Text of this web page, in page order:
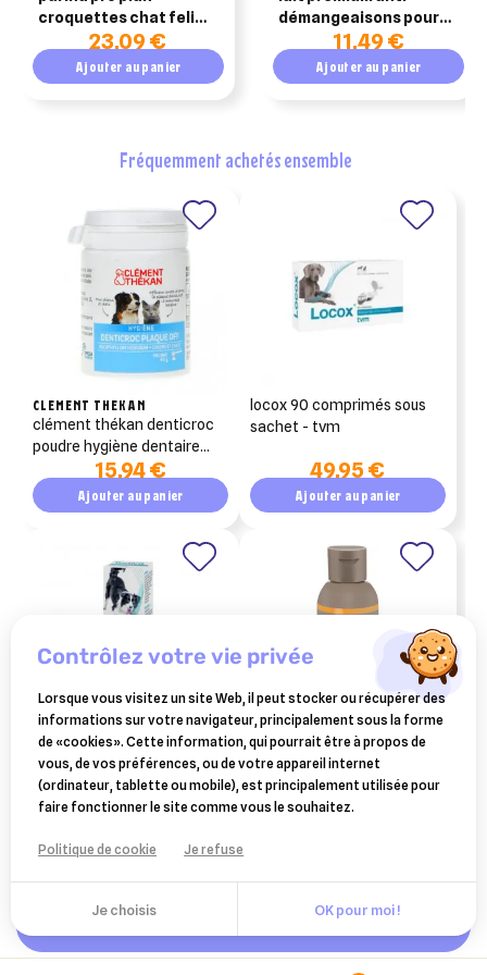
croquettes chat feline
ha st/ox hepatic 1.5kg
23,09 €
Ajouter au panier
démangeaisons pour
chien et chat 125 ml
11,49 €
Ajouter au panier
fréquemment achetés ensemble
CLEMENT THEKAN
clément thékan denticroc
poudre hygiène dentaire
chien 40g15,94 €
Ajouter au panier
locox 90 comprimés sous
sachet - tvm
49,95 €
Ajouter au panier
TVM
tonivit 25 ml
13,15 €
BEAPHAR
lait premium anti-
démangeaisons pour chien
et chat 125 ml
11,49 €
contrôlez votre vie privée
Lorsque vous visitez un site Web, il peut stocker ou récupérer des
informations sur votre navigateur, principalement sous la forme
de «cookies». Cette information, qui pourrait être à propos de
vous, de vos préférences, ou de votre appareil internet
(ordinateur, tablette ou mobile), est principalement utilisée pour
faire fonctionner le site comme vous le souhaitez.
Politique de cookie Je refuse
Je choisis OK pour moi !